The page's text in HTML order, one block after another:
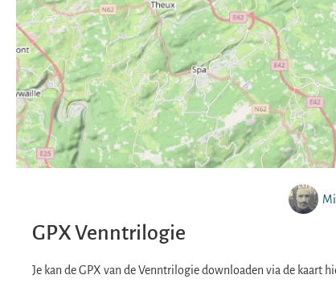
GPX Venntrilogie
Je kan de GPX van de Venntrilogie downloaden via de kaart